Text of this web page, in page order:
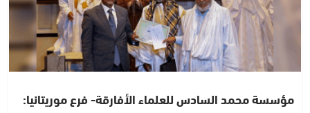
مؤسسة محمد السادس للعلماء الأفارقة- فرع موريتانيا: